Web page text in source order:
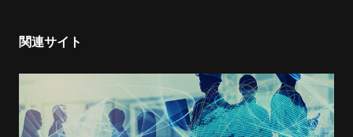
関連サイト